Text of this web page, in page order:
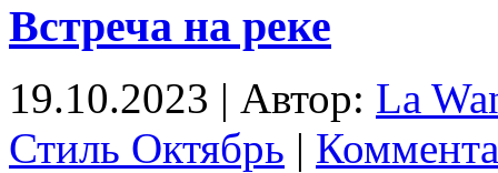
Встреча на реке
19.10.2023 | Автор: La
Стиль Октябрь |